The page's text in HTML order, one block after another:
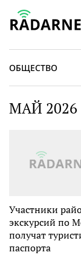
ОБЩЕСТВО
МАЙ 2026
Участники
экскурсий по
получат
паспорта